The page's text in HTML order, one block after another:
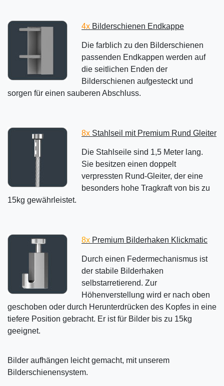
4x Bilderschienen Endkappe
Die farblich zu den Bilderschienen
passenden Endkappen werden auf
die seitlichen Enden der
Bilderschienen aufgesteckt und
sorgen für einen sauberen Abschluss.
8x Stahlseil mit Premium Rund Gleiter
Die Stahlseile sind 1,5 Meter lang.
Sie besitzen einen doppelt
verpressten Rund-Gleiter, der eine
besonders hohe Tragkraft von bis zu
15kg gewährleistet.
8x Premium Bilderhaken Klickmatic
Durch einen Federmechanismus ist
der stabile Bilderhaken
selbstarretierend. Zur
Höhenverstellung wird er nach oben
geschoben oder durch Herunterdrücken des Kopfes in eine
tiefere Position gebracht. Er ist für Bilder bis zu 15kg
geeignet.
Bilder aufhängen leicht gemacht, mit unserem
Bilderschienensystem.